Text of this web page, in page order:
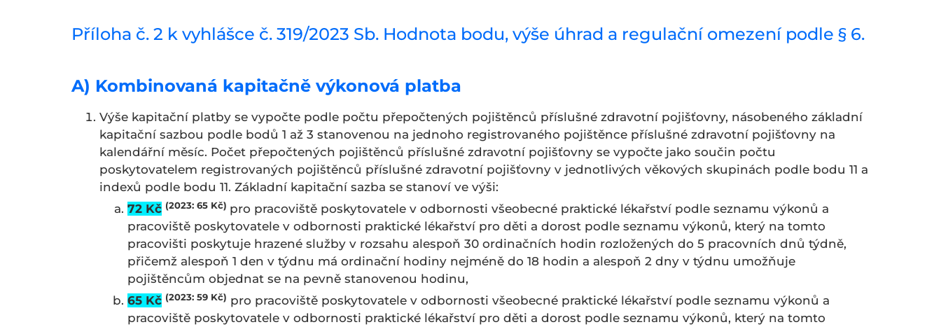
Příloha č. 2 k vyhlášce č. 319/2023 Sb. Hodnota bodu, výše úhrad a regulační omezení podle § 6.
A) Kombinovaná kapitačně výkonová platba
Výše kapitační platby se vypočte podle počtu přepočtených pojištěnců příslušné zdravotní pojišťovny, násobeného základní
kapitační sazbou podle bodů 1 až 3 stanovenou na jednoho registrovaného pojištěnce příslušné zdravotní pojišťovny na
kalendářní měsíc. Počet přepočtených pojištěnců příslušné zdravotní pojišťovny se vypočte jako součin počtu
poskytovatelem registrovaných pojištěnců příslušné zdravotní pojišťovny v jednotlivých věkových skupinách podle bodu 11 a
indexů podle bodu 11. Základní kapitační sazba se stanoví ve výši:
72 Kč (2023: 65 Kč) pro pracoviště poskytovatele v odbornosti všeobecné praktické lékařství podle seznamu výkonů a
pracoviště poskytovatele v odbornosti praktické lékařství pro děti a dorost podle seznamu výkonů, který na tomto
pracovišti poskytuje hrazené služby v rozsahu alespoň 30 ordinačních hodin rozložených do 5 pracovních dnů týdně,
přičemž alespoň 1 den v týdnu má ordinační hodiny nejméně do 18 hodin a alespoň 2 dny v týdnu umožňuje
pojištěncům objednat se na pevně stanovenou hodinu,
65 Kč (2023: 59 Kč) pro pracoviště poskytovatele v odbornosti všeobecné praktické lékařství podle seznamu výkonů a
pracoviště poskytovatele v odbornosti praktické lékařství pro děti a dorost podle seznamu výkonů, který na tomto